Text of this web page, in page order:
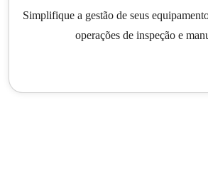
Simplifique a gestão de seus
operações de inspeção e